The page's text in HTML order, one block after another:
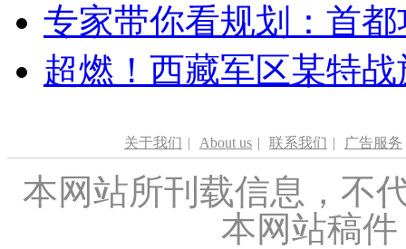
专家带你看规划：首
超燃！西藏军区某特
关于我们 | About us | 联系我们 | 广告服务
本网站所刊载信息，不
本网站稿